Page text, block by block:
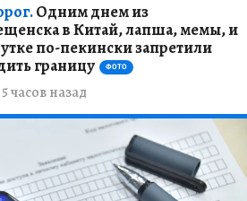
Одним днем из
в Китай, лапша, мемы, и
по-пекински запретили
границу
ФОТО
5 часов назад